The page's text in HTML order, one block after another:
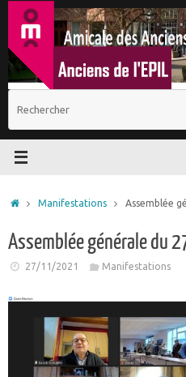
Passer
contenu
Accueil
Manifestations Assemblée
Assemblée générale du
27/11/2021 Manifestations